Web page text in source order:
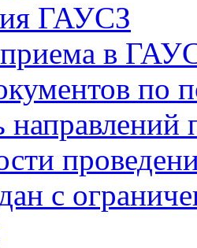
ГАУСЗ
в
по
направлений
с